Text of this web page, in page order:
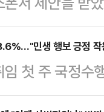
자가 있다고
'뉴스파이팅'
국민에게 (
) 그렇게 했을
미디어(SNS)
보고 오신 거
개된 메시지에
폰서를 필요로
민생 행보 긍정
임 첫 주 국정
다.16일 리얼